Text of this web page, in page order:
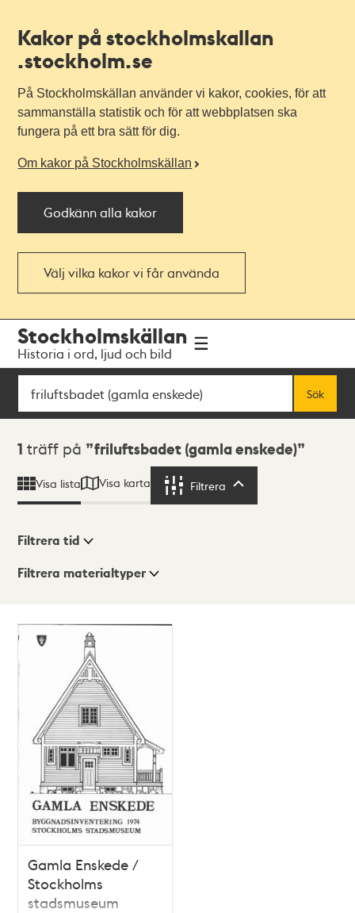
Kakor på stockholmskallan
.stockholm.se
På Stockholmskällan använder vi kakor, cookies, för att
sammanställa statistik och för att webbplatsen ska
fungera på ett bra sätt för dig.
Om kakor på Stockholmskällan
Godkänn alla kakor
Välj vilka kakor vi får använda
navigationen
huvudinnehållet
Stockholmskällan
Historia i ord, ljud och bild
Sök
Sök
Sökresultat
1 träff på friluftsbadet (gamla enskede)
Visa lista Visa karta Filtrera
Visningsläge
ListaKarta
Filtrera tid
Filtrera materialtyper
träffar
Gamla Enskede /
Stockholms
stadsmuseum